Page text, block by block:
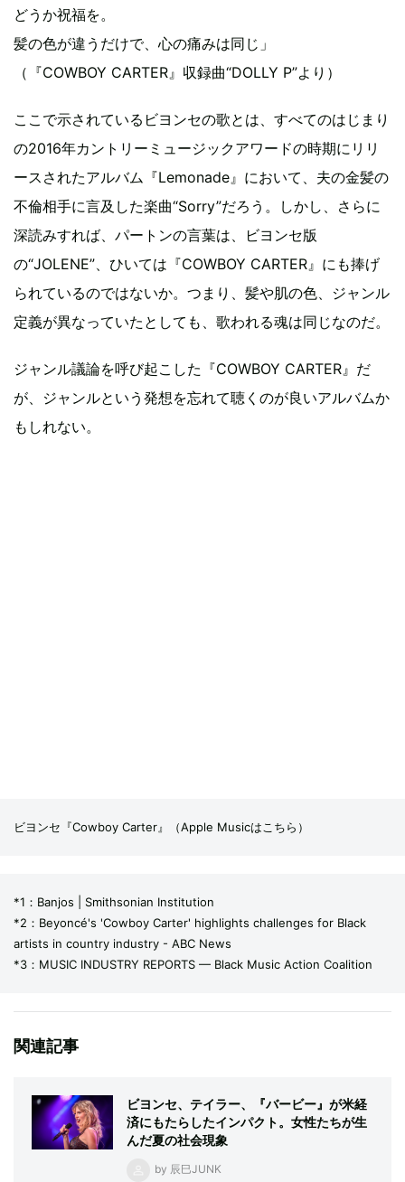
どうか祝福を。
髪の色が違うだけで、心の痛みは同じ」
（『COWBOY CARTER』収録曲“DOLLY P”より）
ここで示されているビヨンセの歌とは、すべてのはじまり
の2016年カントリーミュージックアワードの時期にリリ
ースされたアルバム『Lemonade』において、夫の金髪の
不倫相手に言及した楽曲“Sorry”だろう。しかし、さらに
深読みすれば、パートンの言葉は、ビヨンセ版
の“JOLENE”、ひいては『COWBOY CARTER』にも捧げ
られているのではないか。つまり、髪や肌の色、ジャンル
定義が異なっていたとしても、歌われる魂は同じなのだ。
ジャンル議論を呼び起こした『COWBOY CARTER』だ
が、ジャンルという発想を忘れて聴くのが良いアルバムか
もしれない。
ビヨンセ『Cowboy Carter』（Apple Musicはこちら ）
*1： Banjos | Smithsonian Institution
*2： Beyoncé's 'Cowboy Carter' highlights challenges for Black
artists in country industry - ABC News
*3： MUSIC INDUSTRY REPORTS — Black Music Action Coalition
関連記事
ビヨンセ、テイラー、『バービー』が米経
済にもたらしたインパクト。女性たちが生
んだ夏の社会現象
by 辰巳JUNK